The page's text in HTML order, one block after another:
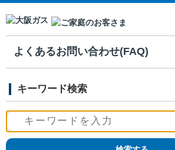
よくあるお問い合わせ(FAQ)
キーワード検索